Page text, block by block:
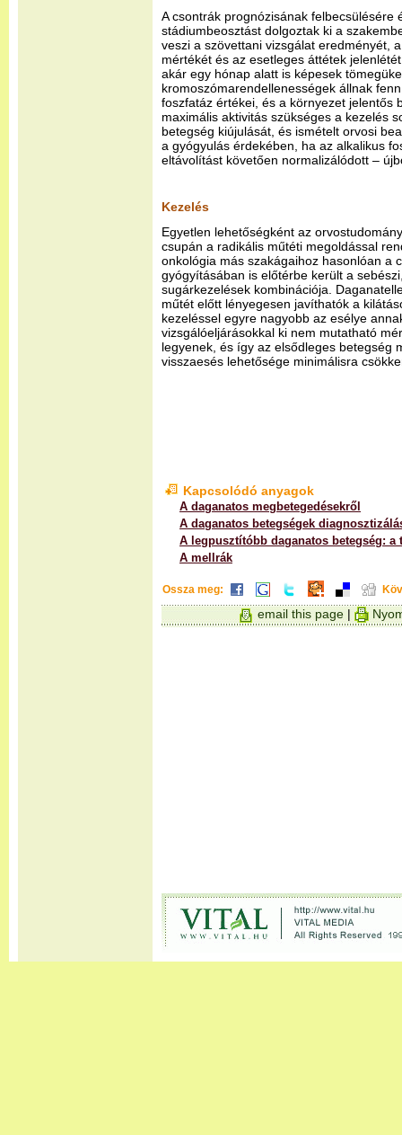
A csontrák prognózisának felbecsülésére
stádiumbeosztást dolgoztak ki a
veszi a szövettani vizsgálat eredményét,
mértékét és az esetleges áttétek
akár egy hónap alatt is képesek
kromoszómarendellenességek állnak
foszfatáz értékei, és a környezet jelentős
maximális aktivitás szükséges a kezelés
betegség kiújulását, és ismételt orvosi
a gyógyulás érdekében, ha az alkalikus
eltávolítást követően normalizálódott –
Kezelés
Egyetlen lehetőségként az
csupán a radikális műtéti megoldással
onkológia más szakágaihoz hasonlóan a
gyógyításában is előtérbe került a
sugárkezelések kombinációja.
műtét előtt lényegesen javíthatók a
kezeléssel egyre nagyobb az esélye
vizsgálóeljárásokkal ki nem mutatható
legyenek, és így az elsődleges betegség
visszaesés lehetősége minimálisra
Kapcsolódó anyagok
A daganatos megbetegedésekről
A daganatos betegségek
A legpusztítóbb daganatos betegség: a
A mellrák
Ossza meg:
email this page |